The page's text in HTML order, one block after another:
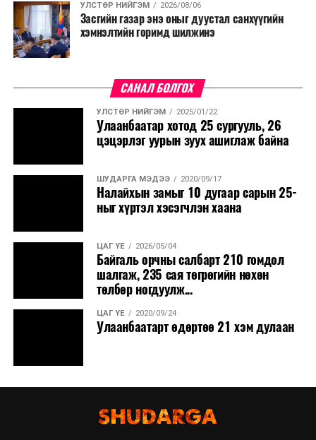
УЛСТӨР НИЙГЭМ 2026/08/06
Засгийн газар энэ оныг дуустал санхүүгийн
хэмнэлтийн горимд шилжинэ
САНАЛ БОЛГОХ
УЛСТӨР НИЙГЭМ 2025/01/22
Улаанбаатар хотод 25 сургууль, 26
цэцэрлэг уурын зуух ашиглаж байна
ШУДАРГА МЭДЭЭ 2020/09/17
Налайхын замыг 10 дугаар сарын 25-
ныг хүртэл хэсэгчлэн хаана
ЦАГ ҮЕ 2026/05/04
Байгаль орчны салбарт 210 гомдол
шалгаж, 235 сая төгрөгийн нөхөн
төлбөр ногдуулж...
ЦАГ ҮЕ 2020/09/24
Улаанбаатарт өдөртөө 21 хэм дулаан